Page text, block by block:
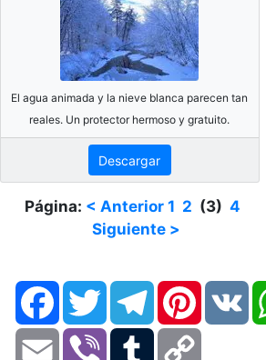
El agua animada y la nieve blanca parecen tan
reales. Un protector hermoso y gratuito.
Descargar
Página: < Anterior 1 2 (3) 4
Siguiente >
FacebookTwitter TelegramPinterestVK
Email Viber Tumblr